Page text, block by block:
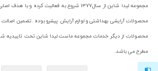
مجموعه لیدا شاین از سال۱۳۷۷ شروع به فعالیت کرده
محصولات آرایشی بهداشتی و لوازم آرایش پیشرو بوده .تضمین اصالت
محصولات از دیگر خدمات مجموعه ماست.لیدا شاین تحت تاییدیه
مطرح می باشد.